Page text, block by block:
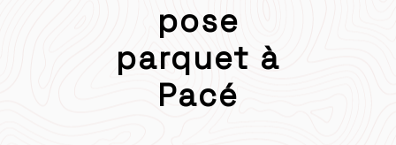
pose
parquet à
Pacé